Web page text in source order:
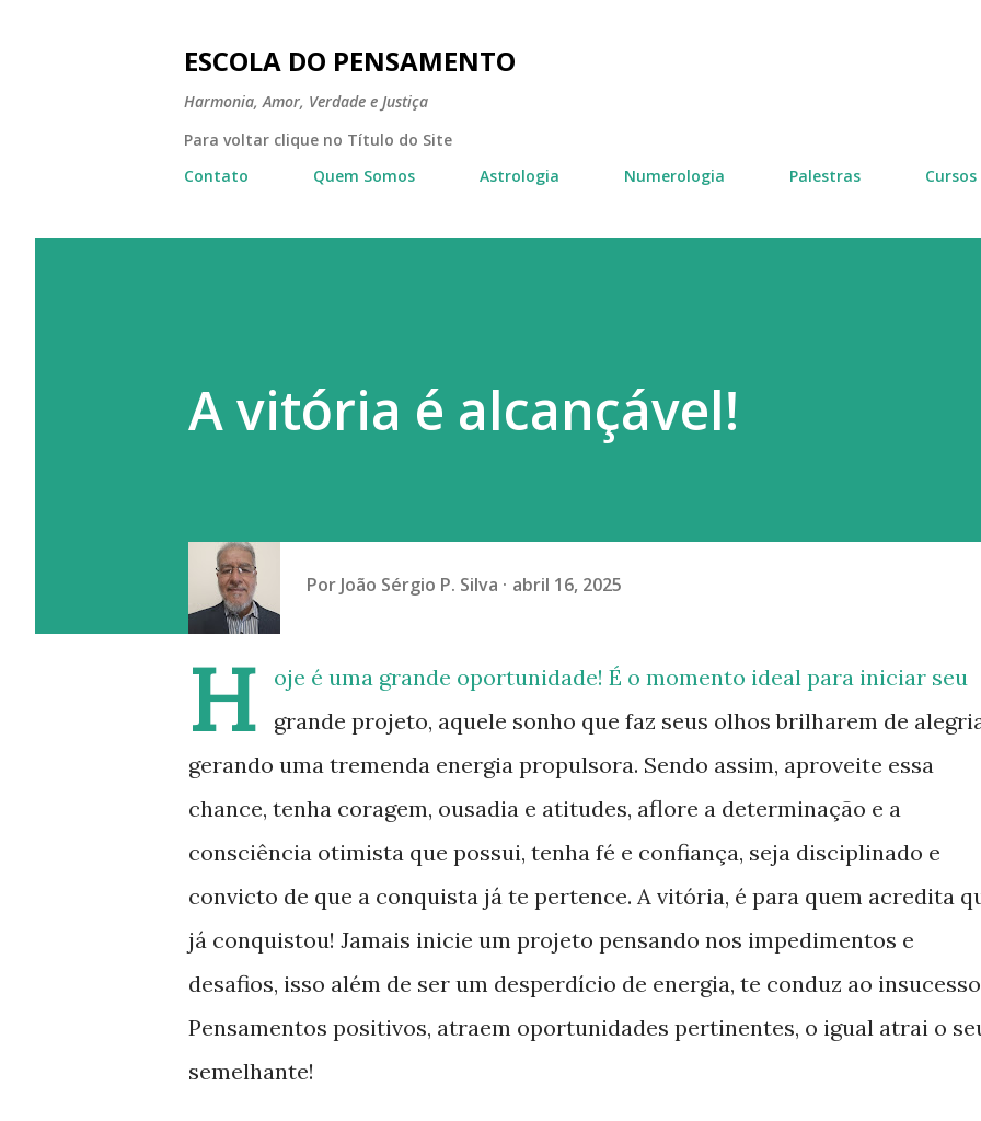
ESCOLA DO PENSAMENTO
Harmonia, Amor, Verdade e Justiça
Para voltar clique no Título do Site
Contato
Quem Somos Astrologia Numerologia Palestras Cursos
A vitória é alcançável!
Por João Sérgio P. Silva abril 16, 2025
H
oje é uma grande oportunidade! É o momento ideal para iniciar seu
grande projeto, aquele sonho que faz seus olhos brilharem de
gerando uma tremenda energia propulsora. Sendo assim, aproveite essa
chance, tenha coragem, ousadia e atitudes, aflore a determinação e a
consciência otimista que possui, tenha fé e confiança, seja disciplinado e
convicto de que a conquista já te pertence. A vitória, é para quem acredita
já conquistou! Jamais inicie um projeto pensando nos impedimentos e
desafios, isso além de ser um desperdício de energia, te conduz ao
Pensamentos positivos, atraem oportunidades pertinentes, o igual atrai o
semelhante!